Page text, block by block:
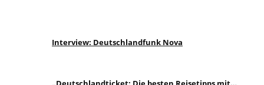
Interview: Deutschlandfunk Nova